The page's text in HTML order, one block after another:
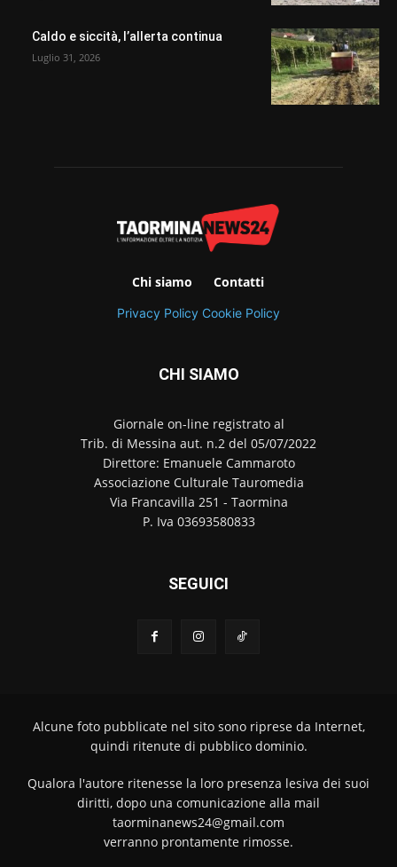
Caldo e siccità, l’allerta continua
Luglio 31, 2026
Chi siamo Contatti
Privacy Policy Cookie Policy
CHI SIAMO
Giornale on-line registrato al
Trib. di Messina aut. n.2 del 05/07/2022
Direttore: Emanuele Cammaroto
Associazione Culturale Tauromedia
Via Francavilla 251 - Taormina
P. Iva 03693580833
SEGUICI
Alcune foto pubblicate nel sito sono riprese da Internet,
quindi ritenute di pubblico dominio.
Qualora l'autore ritenesse la loro presenza lesiva dei suoi
diritti, dopo una comunicazione alla mail
taorminanews24@gmail.com
verranno prontamente rimosse.